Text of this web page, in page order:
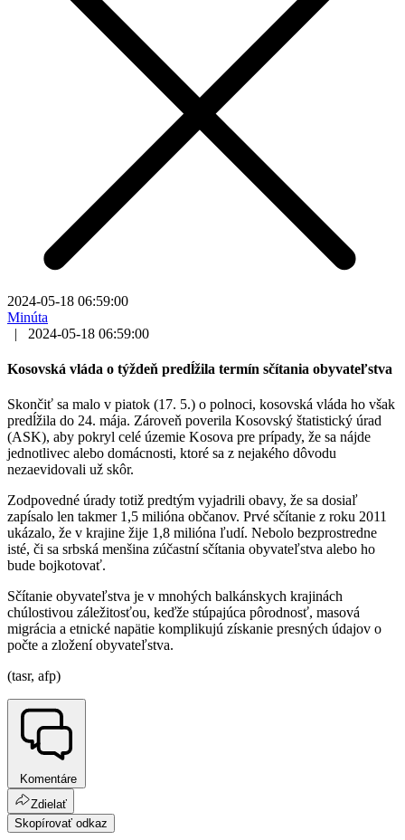
2024-05-18 06:59:00
Minúta
|
2024-05-18 06:59:00
Kosovská vláda o týždeň predĺžila termín sčítania obyvateľstva
Skončiť sa malo v piatok (17. 5.) o polnoci, kosovská vláda ho však
predĺžila do 24. mája. Zároveň poverila Kosovský štatistický úrad
(ASK), aby pokryl celé územie Kosova pre prípady, že sa nájde
jednotlivec alebo domácnosti, ktoré sa z nejakého dôvodu
nezaevidovali už skôr.
Zodpovedné úrady totiž predtým vyjadrili obavy, že sa dosiaľ
zapísalo len takmer 1,5 milióna občanov. Prvé sčítanie z roku 2011
ukázalo, že v krajine žije 1,8 milióna ľudí. Nebolo bezprostredne
isté, či sa srbská menšina zúčastní sčítania obyvateľstva alebo ho
bude bojkotovať.
Sčítanie obyvateľstva je v mnohých balkánskych krajinách
chúlostivou záležitosťou, keďže stúpajúca pôrodnosť, masová
migrácia a etnické napätie komplikujú získanie presných údajov o
počte a zložení obyvateľstva.
(tasr, afp)
Komentáre
Zdielať
Skopírovať odkaz